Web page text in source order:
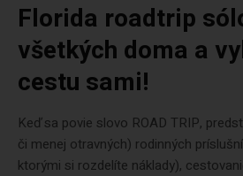
Florida roadtrip
všetkých doma a
cestu sami!
Keď sa povie slovo ROAD TRIP,
či menej otravných) rodinných
ktorými si rozdelíte náklady),